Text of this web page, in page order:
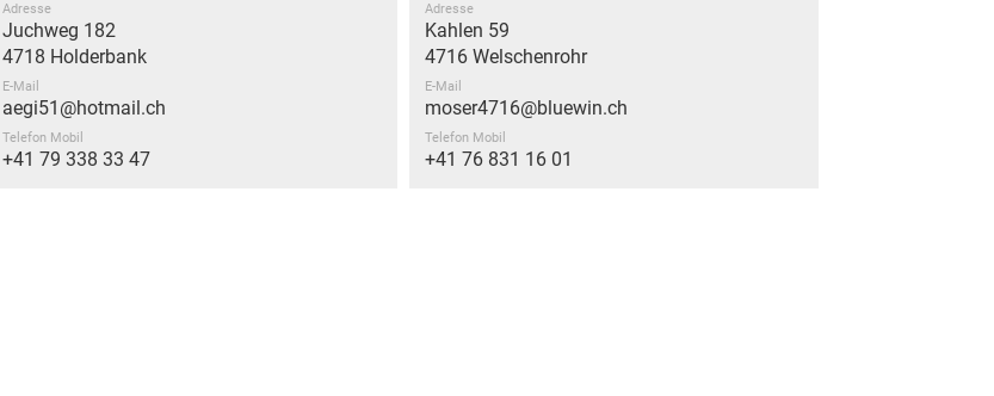
Adresse
Juchweg 182
4718 Holderbank
E-Mail
aegi51@hotmail.ch
Telefon Mobil
+41 79 338 33 47
Adresse
Kahlen 59
4716 Welschenrohr
E-Mail
moser4716@bluewin.ch
Telefon Mobil
+41 76 831 16 01